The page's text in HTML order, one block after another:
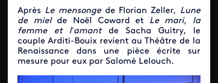
Après Le mensongede Florian Zeller, Lune
de mielde Noël Coward et Le mari, la
femme et l’amantde Sacha Guitry, le
couple Arditi-Bouix revient au Théâtre de la
Renaissance dans une pièce écrite sur
mesure pour eux par Salomé Lelouch.